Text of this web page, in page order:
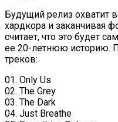
Будущий релиз охватит
хардкора и заканчивая
считает, что это будет
ее 20-летнюю историю.
треков:
01. Only Us
02. The Grey
03. The Dark
04. Just Breathe